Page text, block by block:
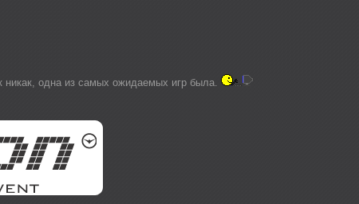
никак, одна из самых ожидаемых игр была.